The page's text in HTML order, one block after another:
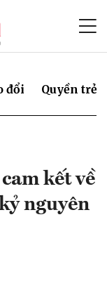
đổi Quyền trẻ
kết về
nguyên